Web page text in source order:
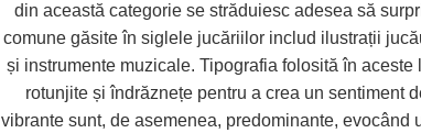
din această categorie se străduiesc adesea să
comune găsite în siglele jucăriilor includ ilustrații
și instrumente muzicale. Tipografia folosită în
rotunjite și îndrăznețe pentru a crea un sentiment
vibrante sunt, de asemenea, predominante,